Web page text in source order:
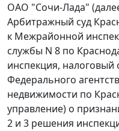
ОАО "Сочи-Лада"
Арбитражный суд
к Межрайонной
службы N 8 по
инспекция,
Федерального
недвижимости по
управление) о
2 и 3 решения